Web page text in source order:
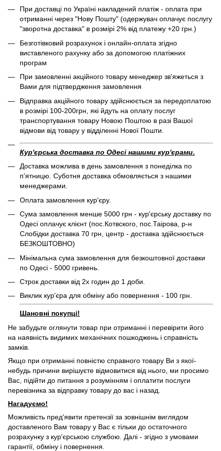
При доставці по Україні накладений платіж - оплата при
отриманні через "Нову Пошту" (одержувач оплачує послугу
"зворотна доставка" в розмірі 2% від платежу +20 грн.)
Безготівковий розрахунок і онлайн-оплата згідно
виставленого рахунку або за допомогою платіжних
програм
При замовленні акційного товару менеджер зв'яжеться з
Вами для підтвердження замовлення
Відправка акційного товару здійснюється за передоплатою
в розмірі 100-200грн, які йдуть на оплату послуг
транспортування товару Новою Поштою в разі Вашої
відмови від товару у відділенні Нової Пошти.
Кур'єрська доставка по Одесі нашими кур'єрами.
Доставка можлива в день замовлення з понеділка по
п'ятницю. Суботня доставка обмовляється з нашими
менеджерами.
Оплата замовлення кур'єру.
Сума замовлення менше 5000 грн - кур'єрську доставку по
Одесі оплачує клієнт (пос.Котвского, пос.Таірова, р-н
Слобідки доставка 70 грн, центр - доставка здійснюється
БЕЗКОШТОВНО)
Мінімальна сума замовлення для безкоштовної доставки
по Одесі - 5000 гривень.
Строк доставки від 2х годин до 1 доби.
Виклик кур'єра для обміну або повернення - 100 грн.
Шановні покупці!
Не забудьте оглянути товар при отриманні і перевірити його
на наявність видимих ​​механічних пошкоджень і справність
замків.
Якщо при отриманні повністю справного товару Ви з якої-
небудь причини вирішуєте відмовитися від нього, ми просимо
Вас, підійти до питання з розумінням і оплатити послуги
перевізника за відправку товару до вас і назад.
Нагадуємо!
Можливість пред'явити претензії за зовнішнім виглядом
доставленого Вам товару у Вас є тільки до остаточного
розрахунку з кур'єрською службою. Далі - згідно з умовами
гарантії, обміну і повернення.